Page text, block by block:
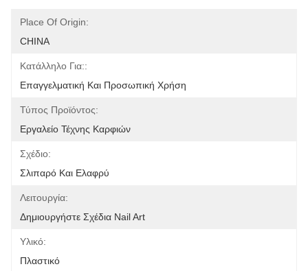
Place Of Origin:
CHINA
Κατάλληλο Για::
Επαγγελματική Και Προσωπική Χρήση
Τύπος Προϊόντος:
Εργαλείο Τέχνης Καρφιών
Σχέδιο:
Σλιπαρό Και Ελαφρύ
Λειτουργία:
Δημιουργήστε Σχέδια Nail Art
Υλικό:
Πλαστικό